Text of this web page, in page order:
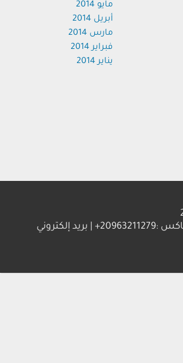
مايو 2014
أبريل 2014
مارس 2014
فبراير 2014
يناير 2014
العنوان : جامعة جنوب الوادي 83523 قنا - جمهورية مصر العربية | ت: 20963211281+ | فاكس :20963211279+ | بريد إلكتروني